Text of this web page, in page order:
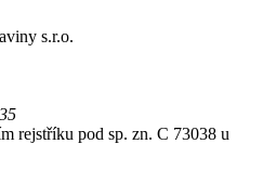
s.r.o.
rejstříku pod sp. zn. C 73038 u